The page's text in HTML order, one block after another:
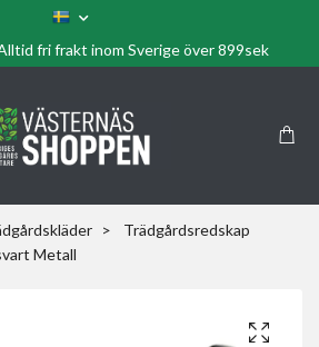
fri frakt inom Sverige över 899sek
Trädgårdsredskap
Metall